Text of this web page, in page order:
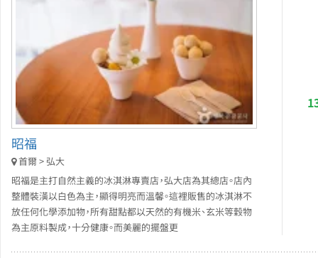
昭福
首爾 > 弘大
昭福是主打自然主義的冰淇淋專賣店，弘大店為其總店。店內
整體裝潢以白色為主，顯得明亮而溫馨。這裡販售的冰淇淋不
放任何化學添加物，所有甜點都以天然的有機米、玄米等穀物
為主原料製成，十分健康。而美麗的擺盤更